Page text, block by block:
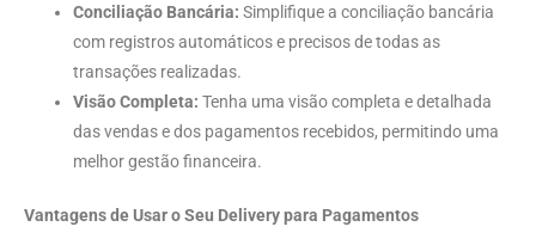
Conciliação Bancária: Simplifique a conciliação bancária
com registros automáticos e precisos de todas as
transações realizadas.
Visão Completa: Tenha uma visão completa e detalhada
das vendas e dos pagamentos recebidos, permitindo uma
melhor gestão financeira.
Vantagens de Usar o Seu Delivery para Pagamentos